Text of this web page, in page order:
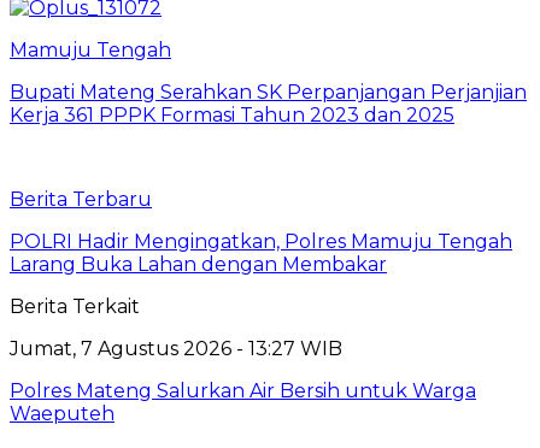
Mamuju Tengah
Bupati Mateng Serahkan SK Perpanjangan Perjanjian
Kerja 361 PPPK Formasi Tahun 2023 dan 2025
Berita Terbaru
POLRI Hadir Mengingatkan, Polres Mamuju Tengah
Larang Buka Lahan dengan Membakar
Berita Terkait
Jumat, 7 Agustus 2026 - 13:27 WIB
Polres Mateng Salurkan Air Bersih untuk Warga
Waeputeh